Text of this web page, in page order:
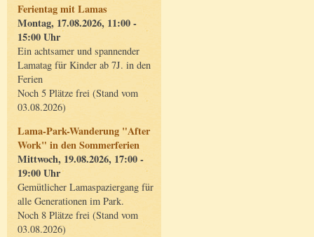
Ferientag mit Lamas
Montag, 17.08.2026, 11:00 -
15:00 Uhr
Ein achtsamer und spannender
Lamatag für Kinder ab 7J. in den
Ferien
Noch 5 Plätze frei (Stand vom
03.08.2026)
Lama-Park-Wanderung "After
Work" in den Sommerferien
Mittwoch, 19.08.2026, 17:00 -
19:00 Uhr
Gemütlicher Lamaspaziergang für
alle Generationen im Park.
Noch 8 Plätze frei (Stand vom
03.08.2026)